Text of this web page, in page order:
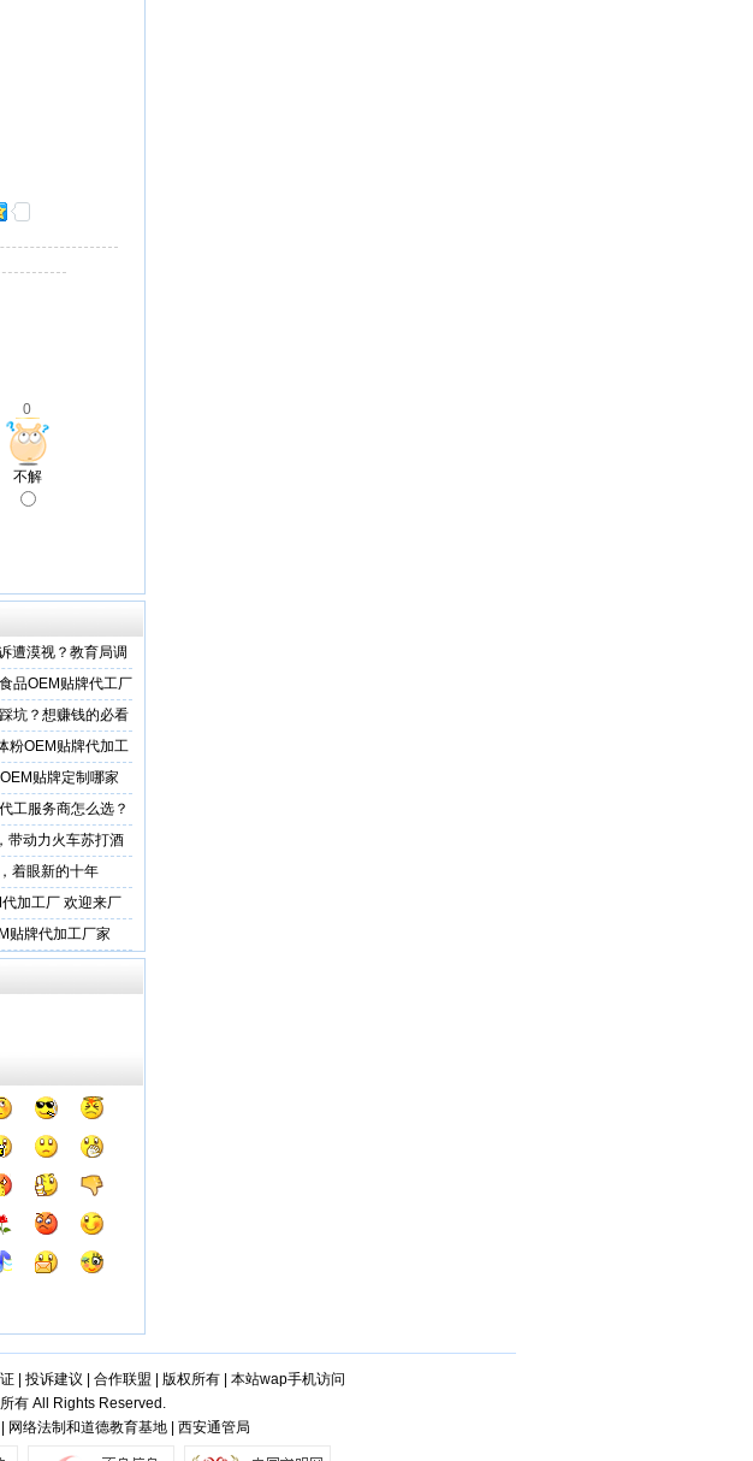
0
不解
遭漠视？教育局调
品OEM贴牌代工厂
坑？想赚钱的必看
粉OEM贴牌代加工
贴牌定制哪家
工服务商怎么选？
带动力火车苏打酒
着眼新的十年
加工厂 欢迎来厂
贴牌代加工厂家
| 投诉建议 合作联盟 版权所有| 本站wap手机访问
有 All Rights Reserved.
网络法制和道德教育基地 | 西安通管局